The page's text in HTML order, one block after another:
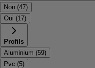
Non (47)
Oui (17)
Profils
Aluminium (59)
Pvc (5)